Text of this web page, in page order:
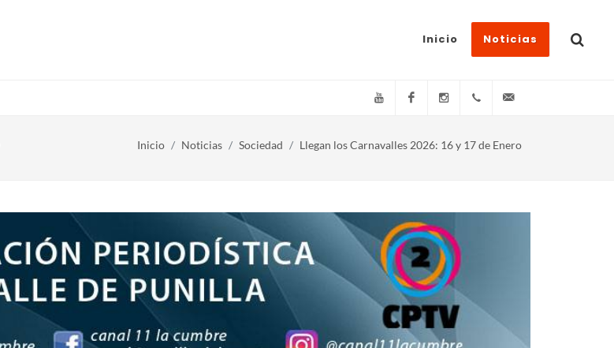
Inicio Noticias
YouTube FacebookInstagram(+54)(9)3548-576073
Inicio Noticias Sociedad Llegan los Carnavalles 2026: 16 y 17 de Enero